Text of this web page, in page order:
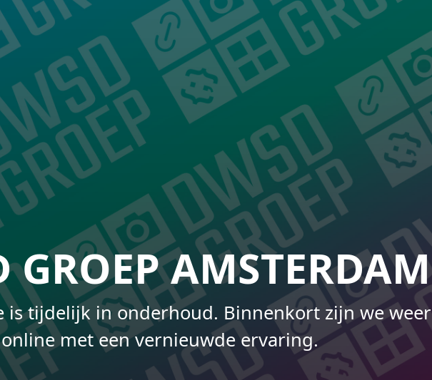
GROEP AMSTERDAM
is tijdelijk in onderhoud. Binnenkort zijn we weer
online met een vernieuwde ervaring.